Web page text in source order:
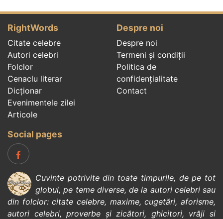
RightWords
Citate celebre
Autori celebri
Folclor
Cenaclu literar
Dicționar
Evenimentele zilei
Articole
Despre noi
Despre noi
Termeni și condiții
Politica de
confidenţialitate
Contact
Social pages
Cuvinte potrivite din toate timpurile, de pe tot
globul, pe teme diverse, de la autori celebrisau
din folclor:citate celebre, maxime,cugetări,aforisme,
autori celebri,proverbe și zicători, ghicitori, vrăji si